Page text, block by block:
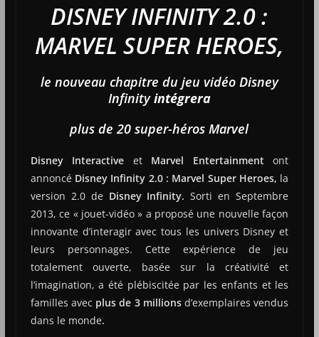
DISNEY INFINITY 2.0 :
MARVEL SUPER HEROES,
le nouveau chapitre du jeu vidéo Disney
Infinityintégrera
plus de 20 super-héros Marvel
Disney Interactive et Marvel Entertainment ont
annoncé Disney Infinity 2.0 : Marvel Super Heroes, la
version 2.0 de Disney Infinity. Sorti en Septembre
2013, ce « jouet-vidéo » a proposé une nouvelle façon
innovante d’interagir avec tous les univers Disney et
leurs personnages. Cette expérience de jeu
totalement ouverte, basée sur la créativité et
l’imagination, a été plébiscitée par les enfants et les
familles avec plus de 3 millionsd’exemplaires vendus
dans le monde.